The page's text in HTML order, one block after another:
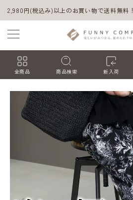
2,980円(税込み)以上のお買い物で送料無料！
全商品 商品検索 新入荷